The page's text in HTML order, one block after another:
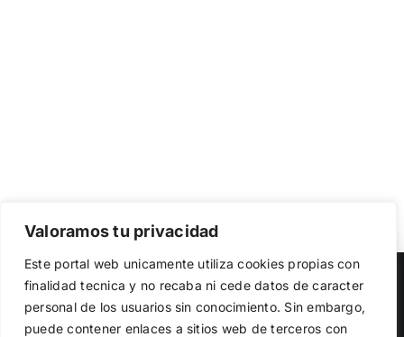
Valoramos tu privacidad
Este portal web unicamente utiliza cookies propias con
finalidad tecnica y no recaba ni cede datos de caracter
personal de los usuarios sin conocimiento. Sin embargo,
puede contener enlaces a sitios web de terceros con
Copyright 2023 | Democracia Nacional | All Rights Reserved
Facebook
TwitterInstagram
el funcionamiento de la web, medir su uso y mejorar
nuestros servicios. Puede aceptar todas las cookies,
rechazar las no necesarias o configurar sus preferencias.
Política de cookies